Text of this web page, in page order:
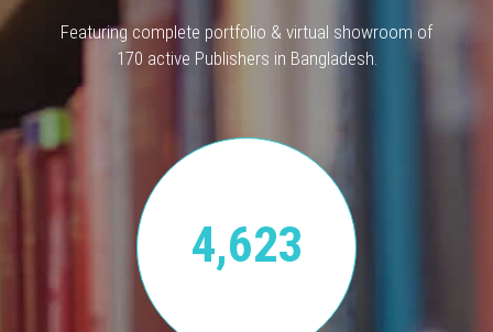
Featuring complete portfolio & virtual showroom of
170 active Publishers in Bangladesh.
4,623